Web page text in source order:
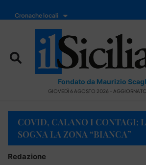
Cronache locali
Fondato da Maurizio
GIOVEDÌ 6 AGOSTO 2026 -
COVID, CALANO I CONTAGI:
SOGNA LA ZONA “BIANCA”
Redazione